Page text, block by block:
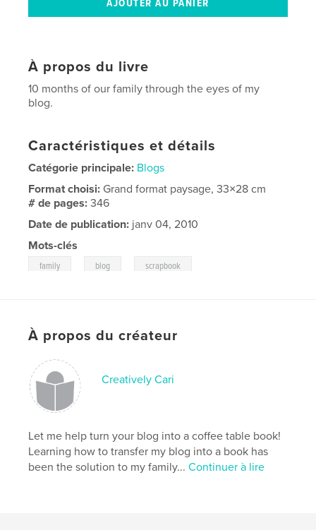
À propos du livre
10 months of our family through the eyes of my
blog.
Caractéristiques et détails
Catégorie principale: Blogs
Format choisi: Grand format paysage, 33×28 cm
# de pages:346
Date de publication: janv 04, 2010
Mots-clés
family blog scrapbook
À propos du créateur
Creatively Cari
Let me help turn your blog into a coffee table book!
Learning how to transfer my blog into a book has
been the solution to my family...Continuer à lire